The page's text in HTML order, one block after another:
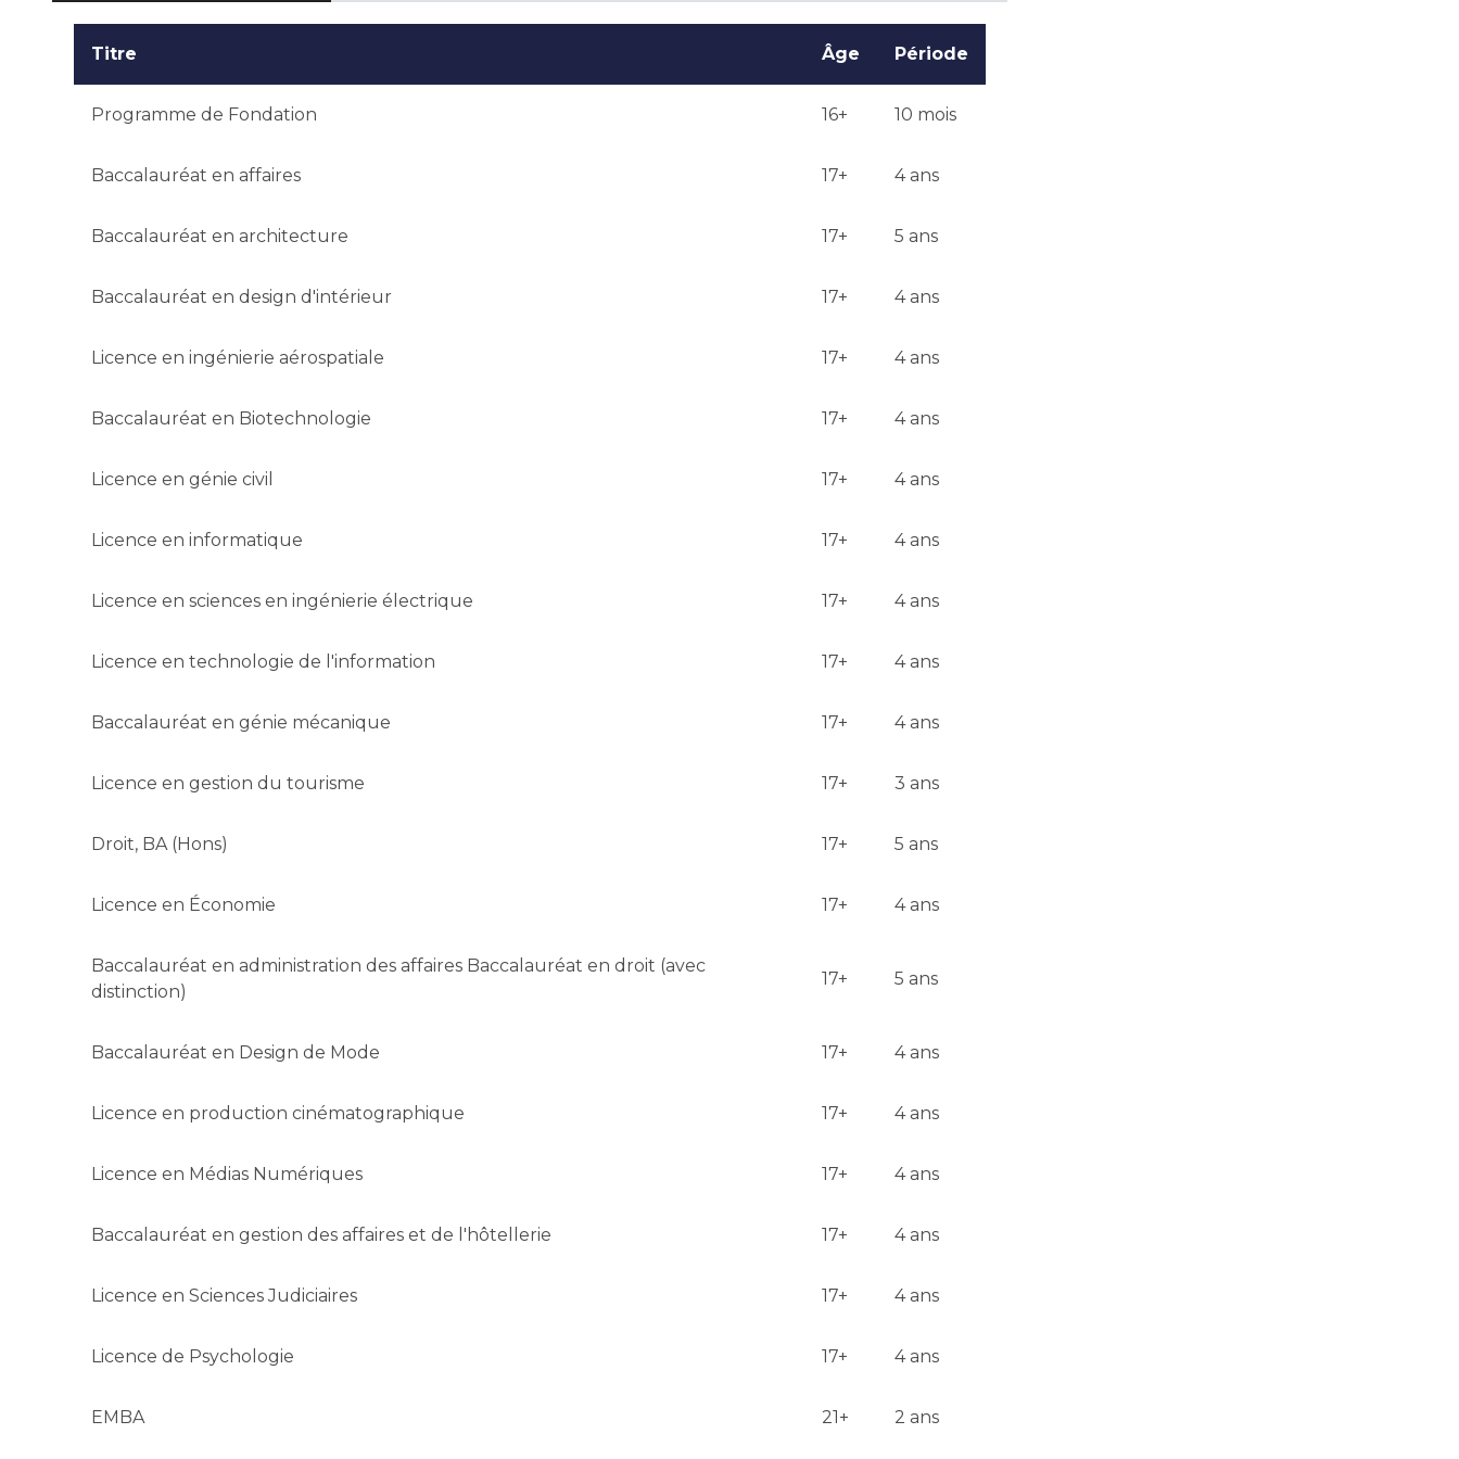
candidature.
Titre Âge Période
Programme de Fondation 16+ 10 mois
Baccalauréat en affaires 17+ 4 ans
Baccalauréat en architecture 17+ 5 ans
Baccalauréat en design d'intérieur 17+ 4 ans
Licence en ingénierie aérospatiale 17+ 4 ans
Baccalauréat en Biotechnologie 17+ 4 ans
Licence en génie civil 17+ 4 ans
Licence en informatique 17+ 4 ans
Licence en sciences en ingénierie électrique 17+ 4 ans
Licence en technologie de l'information 17+ 4 ans
Baccalauréat en génie mécanique 17+ 4 ans
Licence en gestion du tourisme 17+ 3 ans
Droit, BA (Hons) 17+ 5 ans
Licence en Économie 17+ 4 ans
Baccalauréat en administration des affaires Baccalauréat en droit (avec
distinction)
17+ 5 ans
Baccalauréat en Design de Mode 17+ 4 ans
Licence en production cinématographique 17+ 4 ans
Licence en Médias Numériques 17+ 4 ans
Baccalauréat en gestion des affaires et de l'hôtellerie 17+ 4 ans
Licence en Sciences Judiciaires 17+ 4 ans
Licence de Psychologie 17+ 4 ans
EMBA 21+ 2 ans